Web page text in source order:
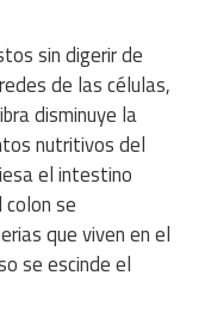
sin digerir de
de las células,
disminuye la
nutritivos del
el intestino
se
que viven en el
se escinde el